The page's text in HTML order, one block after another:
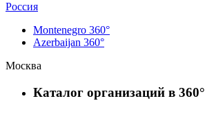
Россия
Montenegro 360°
Azerbaijan 360°
Москва
Каталог организаций в 360°